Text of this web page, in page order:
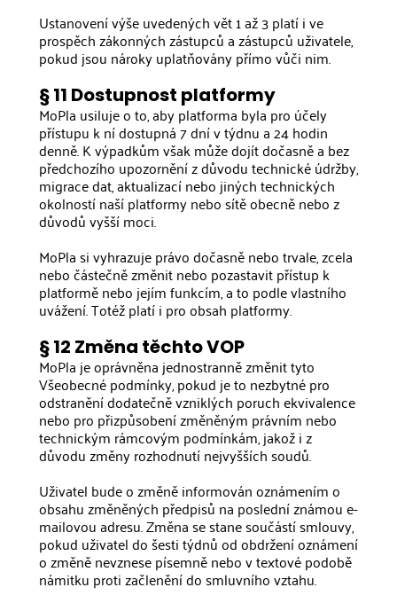
Ustanovení výše uvedených vět 1 až 3 platí i ve
prospěch zákonných zástupců a zástupců uživatele,
pokud jsou nároky uplatňovány přímo vůči nim.
§ 11 Dostupnost platformy
MoPla usiluje o to, aby platforma byla pro účely
přístupu k ní dostupná 7 dní v týdnu a 24 hodin
denně. K výpadkům však může dojít dočasně a bez
předchozího upozornění z důvodu technické údržby,
migrace dat, aktualizací nebo jiných technických
okolností naší platformy nebo sítě obecně nebo z
důvodů vyšší moci.
MoPla si vyhrazuje právo dočasně nebo trvale, zcela
nebo částečně změnit nebo pozastavit přístup k
platformě nebo jejím funkcím, a to podle vlastního
uvážení. Totéž platí i pro obsah platformy.
§ 12 Změna těchto VOP
MoPla je oprávněna jednostranně změnit tyto
Všeobecné podmínky, pokud je to nezbytné pro
odstranění dodatečně vzniklých poruch ekvivalence
nebo pro přizpůsobení změněným právním nebo
technickým rámcovým podmínkám, jakož i z
důvodu změny rozhodnutí nejvyšších soudů.
Uživatel bude o změně informován oznámením o
obsahu změněných předpisů na poslední známou e-
mailovou adresu. Změna se stane součástí smlouvy,
pokud uživatel do šesti týdnů od obdržení oznámení
o změně nevznese písemně nebo v textové podobě
námitku proti začlenění do smluvního vztahu.